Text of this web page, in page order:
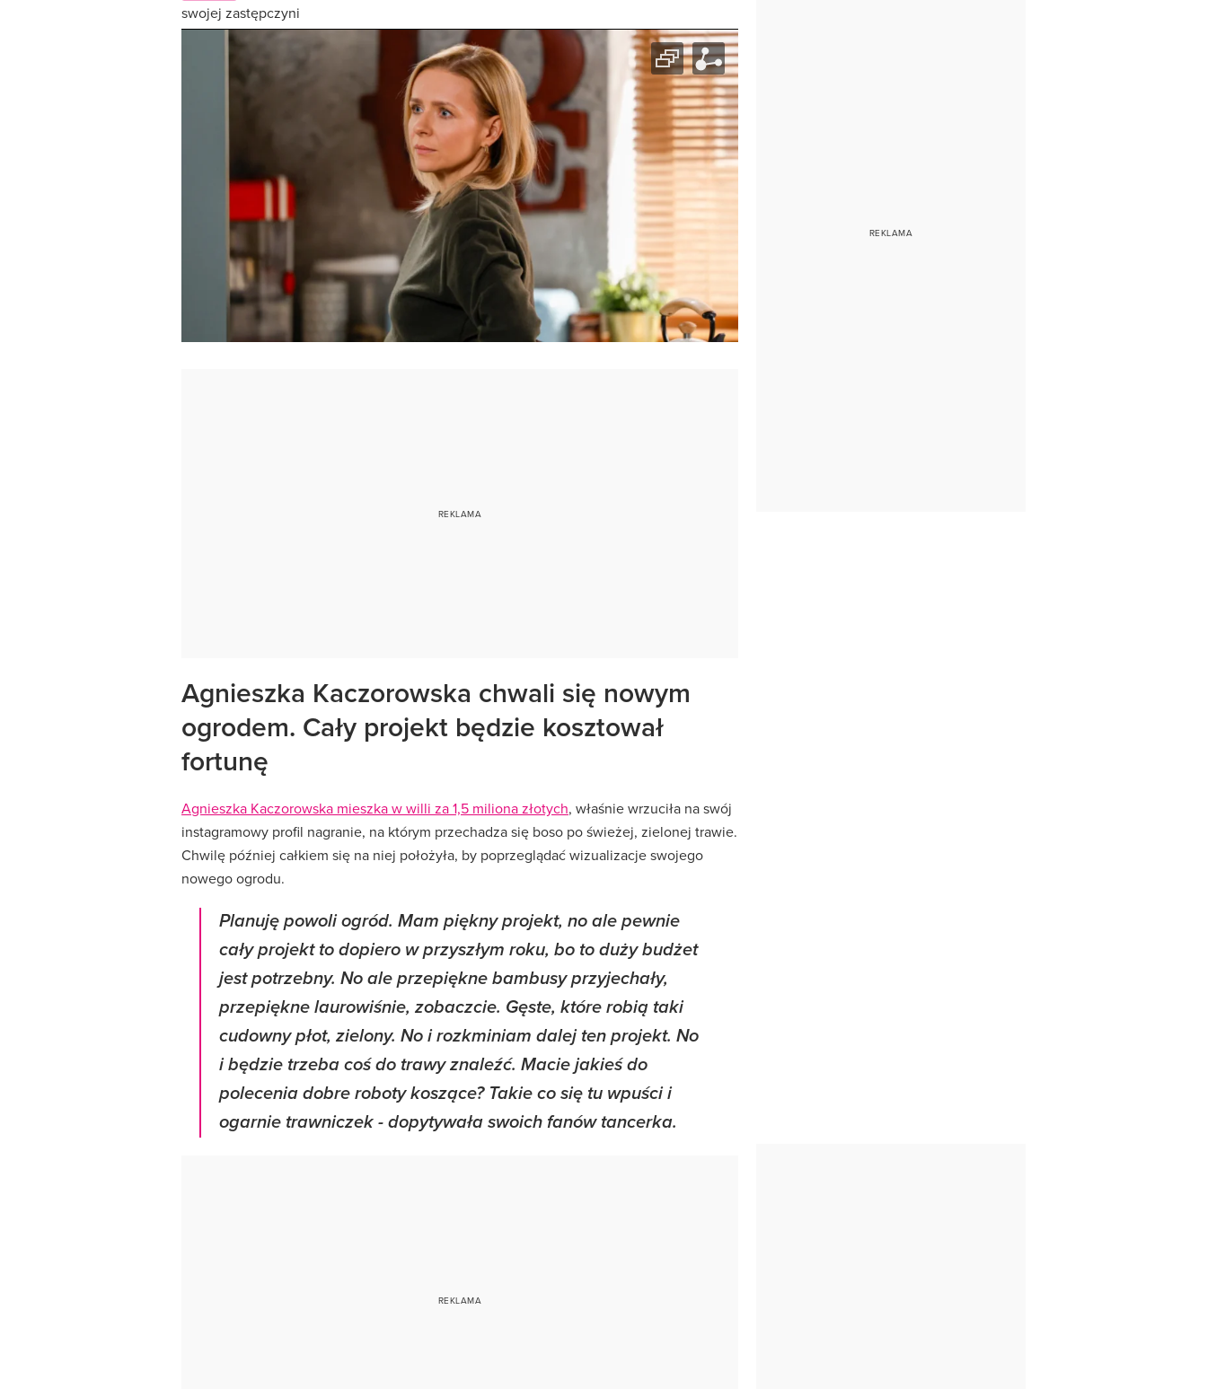
swojej zastępczyni
Agnieszka Kaczorowska chwali się nowym
ogrodem. Cały projekt będzie kosztował
fortunę
Agnieszka Kaczorowska mieszka w willi za 1,5 miliona złotych, właśnie wrzuciła na swój
instagramowy profil nagranie, na którym przechadza się boso po świeżej, zielonej trawie.
Chwilę później całkiem się na niej położyła, by poprzeglądać wizualizacje swojego
nowego ogrodu.
Planuję powoli ogród. Mam piękny projekt, no ale pewnie
cały projekt to dopiero w przyszłym roku, bo to duży budżet
jest potrzebny. No ale przepiękne bambusy przyjechały,
przepiękne laurowiśnie, zobaczcie. Gęste, które robią taki
cudowny płot, zielony. No i rozkminiam dalej ten projekt. No
i będzie trzeba coś do trawy znaleźć. Macie jakieś do
polecenia dobre roboty koszące? Takie co się tu wpuści i
ogarnie trawniczek - dopytywała swoich fanów tancerka.